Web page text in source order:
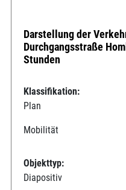
Darstellung der
Durchgangsstraße
Stunden
Klassifikation:
Plan
Mobilität
Objekttyp:
Diapositiv